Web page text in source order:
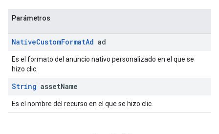
Parámetros
NativeCustomFormatAd ad
Es el formato del anuncio nativo personalizado en el que se
hizo clic.
String assetName
Es el nombre del recurso en el que se hizo clic.